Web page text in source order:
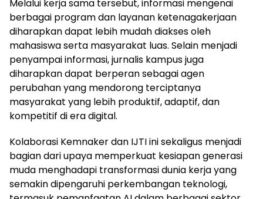
Melalui kerja sama tersebut, informasi mengenai
berbagai program dan layanan ketenagakerjaan
diharapkan dapat lebih mudah diakses oleh
mahasiswa serta masyarakat luas. Selain menjadi
penyampai informasi, jurnalis kampus juga
diharapkan dapat berperan sebagai agen
perubahan yang mendorong terciptanya
masyarakat yang lebih produktif, adaptif, dan
kompetitif di era digital.
Kolaborasi Kemnaker dan IJTI ini sekaligus menjadi
bagian dari upaya memperkuat kesiapan generasi
muda menghadapi transformasi dunia kerja yang
semakin dipengaruhi perkembangan teknologi,